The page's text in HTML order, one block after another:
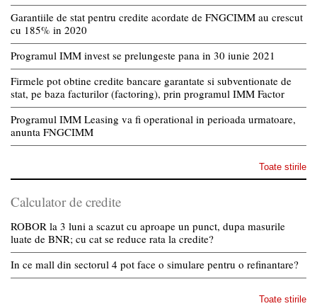
Garantiile de stat pentru credite acordate de FNGCIMM au crescut
cu 185% in 2020
Programul IMM invest se prelungeste pana in 30 iunie 2021
Firmele pot obtine credite bancare garantate si subventionate de
stat, pe baza facturilor (factoring), prin programul IMM Factor
Programul IMM Leasing va fi operational in perioada urmatoare,
anunta FNGCIMM
Toate stirile
Calculator de credite
ROBOR la 3 luni a scazut cu aproape un punct, dupa masurile
luate de BNR; cu cat se reduce rata la credite?
In ce mall din sectorul 4 pot face o simulare pentru o refinantare?
Toate stirile